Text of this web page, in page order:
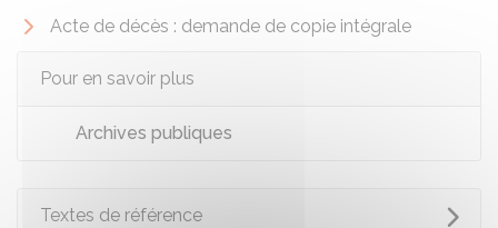
Acte de décès : demande de copie intégrale
Pour en savoir plus
Archives publiques
Textes de référence